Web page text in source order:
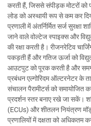
करती हैं, जिससे संपीड़क मोटरों को
लोड को अस्थायी रूप से कम कर
प्रणाली में अंतर्निर्मित सर्ज सुरक्षा
जाने वाले वोल्टेज स्पाइक्स और
की रक्षा करती है। रीजनरेटिव
पकड़ती हैं और गतिज ऊर्जा को
आउटपुट को पूरक करती है और
प्रबंधन एल्गोरिदम ऑल्टरनेटर के
संचालन पैरामीटर्स को समायोजित
प्रदर्शन स्तर बनाए रखे जा सकें।
(ECUs) और शीतलन नियंत्रण
प्रणालियों में दक्षता को अधिकतम